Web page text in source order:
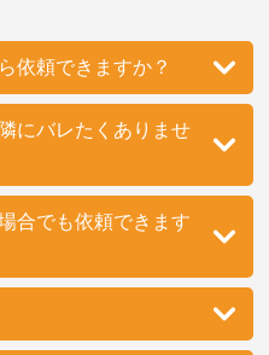
依頼できますか？
にバレたくありませ
合でも依頼できます